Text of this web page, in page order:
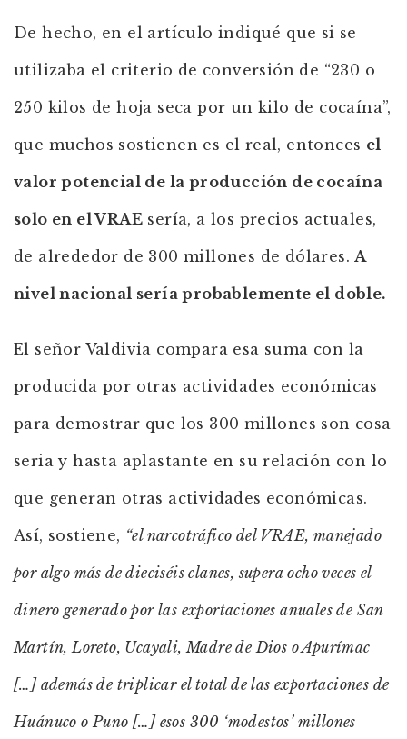
De hecho, en el artículo indiqué que si se
utilizaba el criterio de conversión de “230 o
250 kilos de hoja seca por un kilo de cocaína”,
que muchos sostienen es el real, entonces el
valor potencial de la producción de cocaína
solo en el VRAE sería, a los precios actuales,
de alrededor de 300 millones de dólares.A
nivel nacional sería probablemente el doble.
El señor Valdivia compara esa suma con la
producida por otras actividades económicas
para demostrar que los 300 millones son cosa
seria y hasta aplastante en su relación con lo
que generan otras actividades económicas.
Así, sostiene, “el narcotráfico del VRAE, manejado
por algo más de dieciséis clanes, supera ocho veces el
dinero generado por las exportaciones anuales de San
Martín, Loreto, Ucayali, Madre de Dios o Apurímac
[…] además de triplicar el total de las exportaciones de
Huánuco o Puno […] esos 300 ‘modestos’ millones